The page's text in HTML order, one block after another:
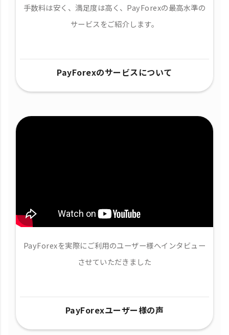
手数料は安く、満足度は高く、PayForexの最高水準の
サービスをご紹介します。
PayForexのサービスについて
PayForexを実際にご利用のユーザー様へインタビュー
させていただきました
PayForexユーザー様の声​